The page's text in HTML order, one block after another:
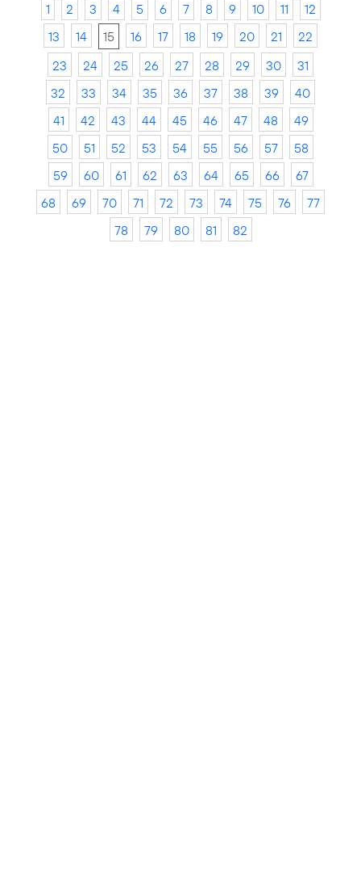
1 2 3 4 5 6 7 8 9 10 11
12
13
14 15 16 17 18 19 20 21
22
23
24 25 26 27 28 29 30
31
32
33 34 35 36 37 38 39
40
41
42 43 44 45 46 47 48
49
50
51 52 53 54 55 56 57
58
59
60 61 62 63 64 65 66
67
68
69 70 71 72 73 74 75 76
77
78
79 80 81 82